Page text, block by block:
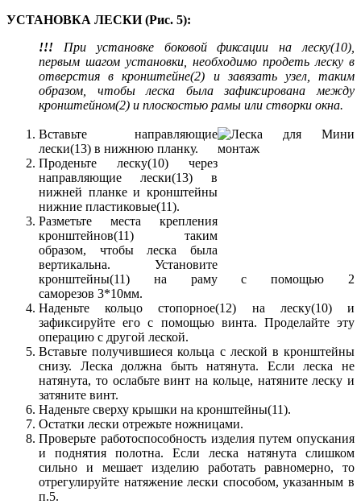
УСТАНОВКА ЛЕСКИ (Рис. 5):
!!! При установке боковой фиксации на леску(10),
первым шагом установки, необходимо продеть леску в
отверстия в кронштейне(2) и завязать узел, таким
образом, чтобы леска была зафиксирована между
кронштейном(2) и плоскостью рамы или створки окна.
Вставьте направляющие
лески(13) в нижнюю планку.
Проденьте леску(10) через
направляющие лески(13) в
нижней планке и кронштейны
нижние пластиковые(11).
Разметьте места крепления
кронштейнов(11) таким
образом, чтобы леска была
вертикальна. Установите
кронштейны(11) на раму с помощью 2
саморезов 3*10мм.
Наденьте кольцо стопорное(12) на леску(10) и
зафиксируйте его с помощью винта. Проделайте эту
операцию с другой леской.
Вставьте получившиеся кольца с леской в кронштейны
снизу. Леска должна быть натянута. Если леска не
натянута, то ослабьте винт на кольце, натяните леску и
затяните винт.
Наденьте сверху крышки на кронштейны(11).
Остатки лески отрежьте ножницами.
Проверьте работоспособность изделия путем опускания
и поднятия полотна. Если леска натянута слишком
сильно и мешает изделию работать равномерно, то
отрегулируйте натяжение лески способом, указанным в
п.5.